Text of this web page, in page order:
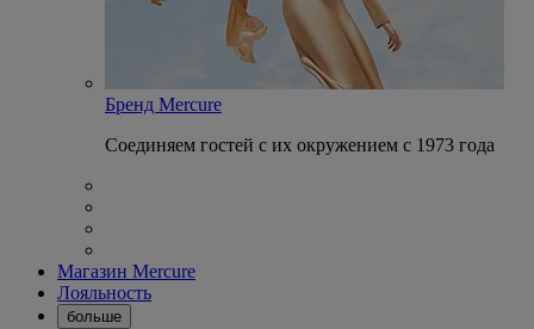
Бренд Mercure
Соединяем гостей с их окружением с 1973 года
Магазин Mercure
Лояльность
больше